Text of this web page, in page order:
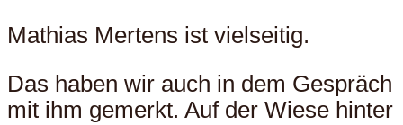
Mathias Mertens ist vielseitig.
Das haben wir auch in dem Gespräch
mit ihm gemerkt. Auf der Wiese hinter